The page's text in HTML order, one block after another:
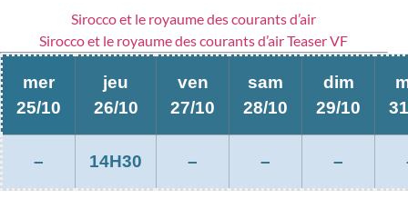
Sirocco et le royaume des courants d’air
Sirocco et le royaume des courants d’air Teaser VF
mer
25/10
jeu
26/10
ven
27/10
sam
28/10
dim
29/10
– 14H30 – – –